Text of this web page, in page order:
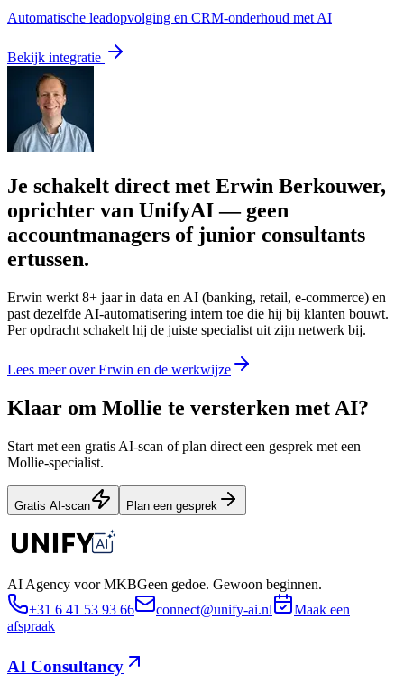
Automatische leadopvolging en CRM-onderhoud met AI
Bekijk integratie
Je schakelt direct met Erwin Berkouwer,
oprichter van UnifyAI — geen
accountmanagers of junior consultants
ertussen.
Erwin werkt 8+ jaar in data en AI (banking, retail, e-commerce) en
past dezelfde AI-automatisering intern toe die hij bij klanten bouwt.
Per opdracht schakelt hij de juiste specialist uit zijn netwerk bij.
Lees meer over Erwin en de werkwijze
Klaar om Mollie te versterken met AI?
Start met een gratis AI-scan of plan direct een gesprek met een
Mollie-specialist.
Gratis AI-scan Plan een gesprek
AI Agency voor MKBGeen gedoe. Gewoon beginnen.
+31 6 41 53 93 66
connect@unify-ai.nl
Maak een
afspraak
AI Consultancy